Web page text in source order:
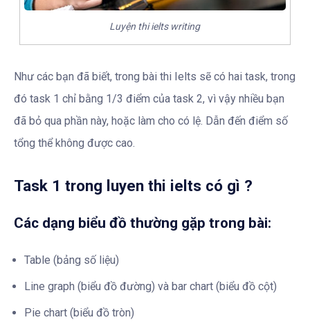
Luyện thi ielts writing
Như các bạn đã biết, trong bài thi Ielts sẽ có hai task, trong
đó task 1 chỉ bằng 1/3 điểm của task 2, vì vậy nhiều bạn
đã bỏ qua phần này, hoặc làm cho có lệ. Dẫn đến điểm số
tổng thể không được cao.
Task 1 trong luyen thi ielts có gì ?
Các dạng biểu đồ thường gặp trong bài:
Table (bảng số liệu)
Line graph (biểu đồ đường) và bar chart (biểu đồ cột)
Pie chart (biểu đồ tròn)